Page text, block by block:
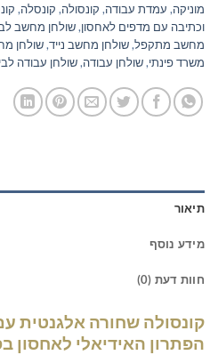
מוניקה, עמדת עבודה, קונסולה, קונסלה,
וכתיבה עם מדפים לאחסון,שולחן מחשב
מחשב מתקפל,שולחן מחשב נייד,שולחן
משרד פינתי,שולחן עבודה,שולחן עבודה
תיאור
מידע נוסף
חוות דעת (0)
קונסולה שחורה אלגנטית
הפתרון האידיאלי לאחסון